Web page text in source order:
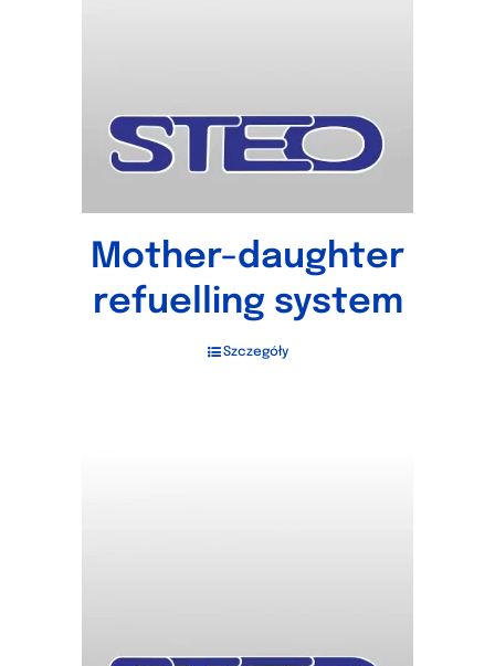
Mother-daughter
refuelling system
Szczegóły